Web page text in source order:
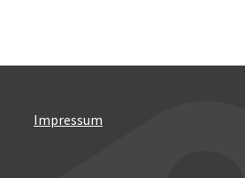
Impressum